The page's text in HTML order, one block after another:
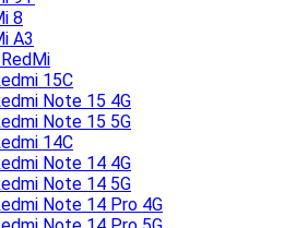
8
A3
15C
Note 15 4G
Note 15 5G
14C
Note 14 4G
Note 14 5G
Note 14 Pro 4G